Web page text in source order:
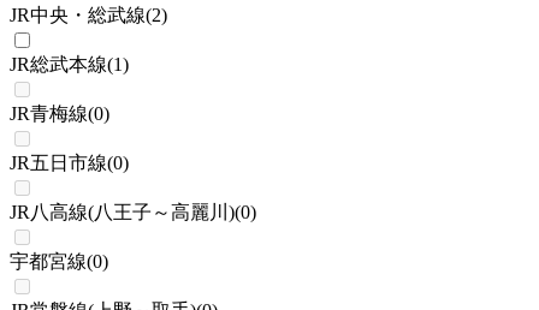
JR中央・総武線(2)
JR総武本線(1)
JR青梅線(0)
JR五日市線(0)
JR八高線(八王子～高麗川)(0)
宇都宮線(0)